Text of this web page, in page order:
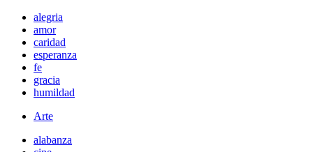
alegria
amor
caridad
esperanza
fe
gracia
humildad
Arte
alabanza